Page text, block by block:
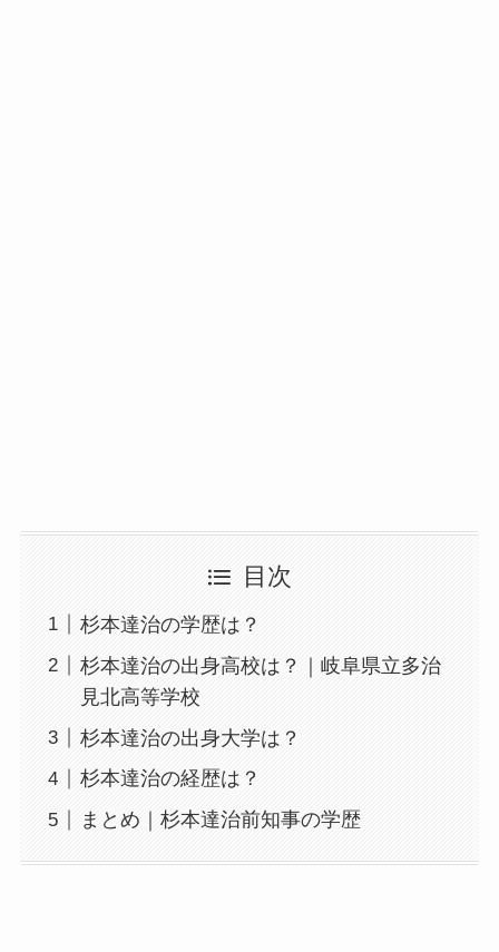
目次
杉本達治の学歴は？
杉本達治の出身高校は？｜岐阜県立多治
見北高等学校
杉本達治の出身大学は？
杉本達治の経歴は？
まとめ｜杉本達治前知事の学歴